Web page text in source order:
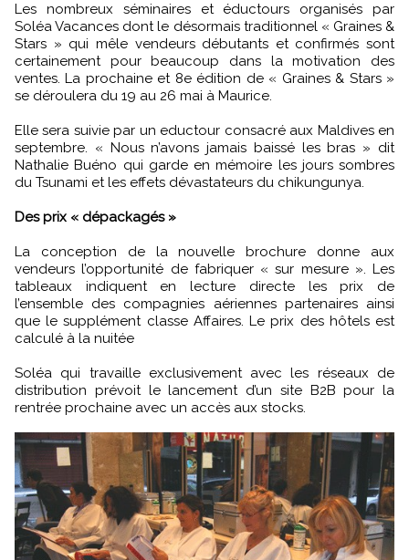
Les nombreux séminaires et éductours organisés par
Soléa Vacances dont le désormais traditionnel « Graines &
Stars » qui mêle vendeurs débutants et confirmés sont
certainement pour beaucoup dans la motivation des
ventes. La prochaine et 8e édition de « Graines & Stars »
se déroulera du 19 au 26 mai à Maurice.
Elle sera suivie par un eductour consacré aux Maldives en
septembre. « Nous n’avons jamais baissé les bras » dit
Nathalie Buéno qui garde en mémoire les jours sombres
du Tsunami et les effets dévastateurs du chikungunya.
Des prix « dépackagés »
La conception de la nouvelle brochure donne aux
vendeurs l’opportunité de fabriquer « sur mesure ». Les
tableaux indiquent en lecture directe les prix de
l’ensemble des compagnies aériennes partenaires ainsi
que le supplément classe Affaires. Le prix des hôtels est
calculé à la nuitée
Soléa qui travaille exclusivement avec les réseaux de
distribution prévoit le lancement d’un site B2B pour la
rentrée prochaine avec un accès aux stocks.